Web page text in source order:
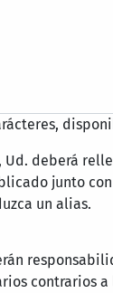
Ud. deberá
junto
un alias.
contrarios a